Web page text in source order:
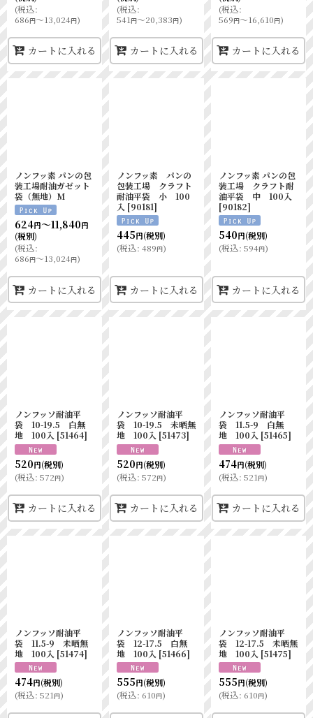
(税込:
686円～13,024円)
カートに入れる
(税込:
541円～20,383円)
カートに入れる
(税込:
569円～16,610円)
カートに入れる
ノンフッ素 パンの包
装工場耐油ガゼット
袋（無地）M
624円～11,840円
(税別)
(税込:
686円～13,024円)
カートに入れる
ノンフッ素 パンの
包装工場 クラフト
耐油平袋 小 100
入 [90181]
445円(税別)
(税込: 489円)
カートに入れる
ノンフッ素 パンの包
装工場 クラフト耐
油平袋 中 100入
[90182]
540円(税別)
(税込: 594円)
カートに入れる
ノンフッソ耐油平
袋 10-19.5 白無
地 100入 [51464]
520円(税別)
(税込: 572円)
カートに入れる
ノンフッソ耐油平
袋 10-19.5 未晒無
地 100入 [51473]
520円(税別)
(税込: 572円)
カートに入れる
ノンフッソ耐油平
袋 11.5-9 白無
地 100入 [51465]
474円(税別)
(税込: 521円)
カートに入れる
ノンフッソ耐油平
袋 11.5-9 未晒無
地 100入 [51474]
474円(税別)
(税込: 521円)
ノンフッソ耐油平
袋 12-17.5 白無
地 100入 [51466]
555円(税別)
(税込: 610円)
ノンフッソ耐油平
袋 12-17.5 未晒無
地 100入 [51475]
555円(税別)
(税込: 610円)